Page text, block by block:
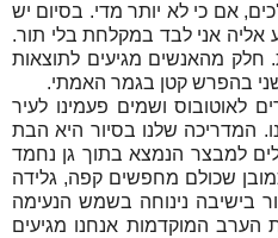
אם כי לא יותר מדי. בסיום יש
אליה אני לבד במקלחת בלי תור.
חלק מהאנשים מגיעים לתוצאות
בהפרש קטן בגמר האמתי.
לאוטובוס ושמים פעמינו לעיר
המדריכה שלנו בסיור היא הבת
למבצר הנמצא בתוך גן נחמד
שכולם מחפשים קפה, גלידה
בישיבה נינוחה בשמש הנעימה
המוקדמות אנחנו מגיעים